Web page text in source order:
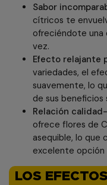
Sabor
cítricos te
ofreciéndote una
vez.
Efecto relajante
variedades, el
suavemente, lo
de sus
Relación
ofrece flores de
asequible, lo que
excelente opción
LOS